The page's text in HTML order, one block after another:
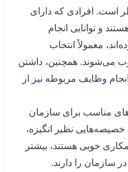
افرادی که دارای
و توانایی انجام
معمولاً انتخاب
می‌شوند. همچنین، داشتن
وظایف مربوطه نیز از
مناسب برای سازمان
خصیصه‌هایی نظیر انگیزه،
خوبی هستند، بیشتر
سازمان را دارند.